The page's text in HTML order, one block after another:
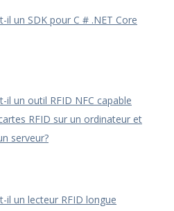
il un SDK pour C # .NET Core
il un outil RFID NFC capable
RFID sur un ordinateur et
serveur?
il un lecteur RFID longue